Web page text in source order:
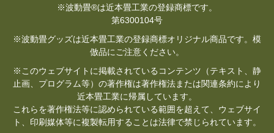
※波動畳®は近本畳工業の登録商標です。
第6300104号
※波動畳グッズは近本畳工業の登録商標オリジナル商品です。模
倣品にご注意ください。
※このウェブサイトに掲載されているコンテンツ（テキスト、静
止画、プログラム等）の著作権は著作権法または関連条約により
近本畳工業に帰属しています。
これらを著作権法等に認められている範囲を超えて、ウェブサイ
ト、印刷媒体等に複製転用することは法律で禁じられています。